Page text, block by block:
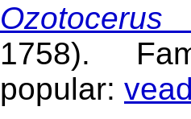
Ozotocerus
1758).
popular: